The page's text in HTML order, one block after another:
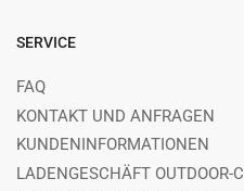
SERVICE
FAQ
KONTAKT UND ANFRAGEN
KUNDENINFORMATIONEN
LADENGESCHÄFT OUTDOOR-